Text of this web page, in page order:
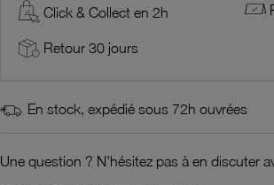
Click & Collect en 2h
Retour 30 jours
En stock, expédié sous 72h ouvrées
Une question ? N'hésitez pas à en discuter